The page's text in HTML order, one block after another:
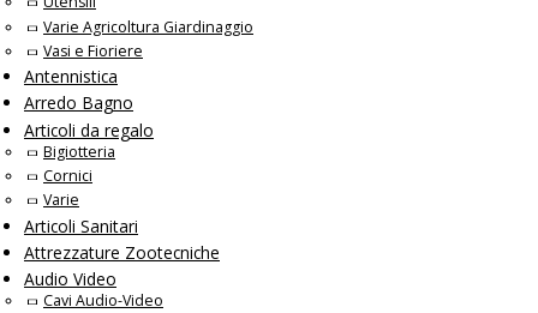
Varie Agricoltura Giardinaggio
Vasi e Fioriere
Antennistica
Arredo Bagno
Articoli da regalo
Bigiotteria
Cornici
Varie
Articoli Sanitari
Attrezzature Zootecniche
Audio Video
Cavi Audio-Video